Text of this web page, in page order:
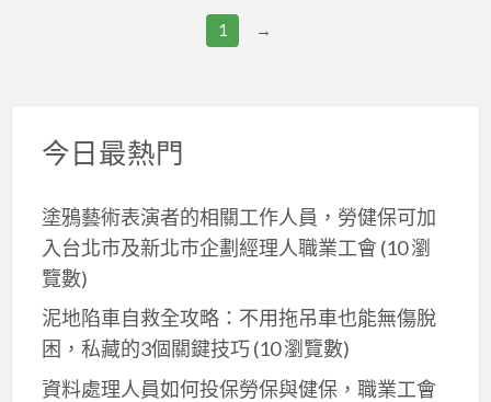
1 →
今日最熱門
塗鴉藝術表演者的相關工作人員，勞健保可加
入台北市及新北巿企劃經理人職業工會 (10 瀏
覽數)
泥地陷車自救全攻略：不用拖吊車也能無傷脫
困，私藏的3個關鍵技巧(10 瀏覽數)
資料處理人員如何投保勞保與健保，職業工會